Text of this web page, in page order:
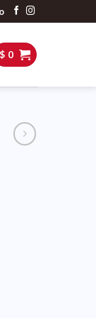
$ 0